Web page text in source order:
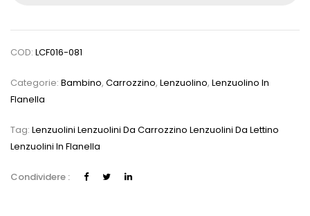
COD: LCF016-081
Categorie: Bambino, Carrozzino, Lenzuolino, Lenzuolino In
Flanella
Tag: Lenzuolini Lenzuolini Da Carrozzino Lenzuolini Da Lettino
Lenzuolini In Flanella
Condividere :